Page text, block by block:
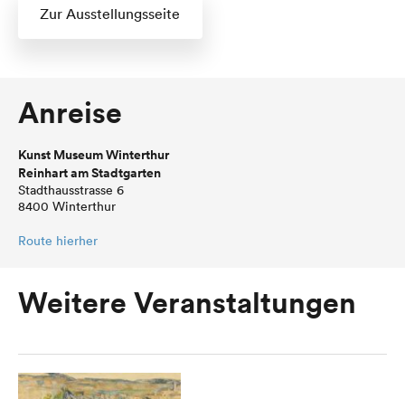
Zur Ausstellungsseite
Anreise
Kunst Museum Winterthur
Reinhart am Stadtgarten
Stadthausstrasse 6
8400 Winterthur
Route hierher
Weitere Veranstaltungen